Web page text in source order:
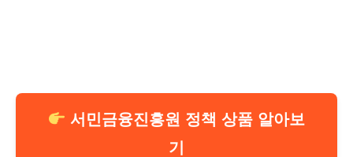
서민금융진흥원 정책 상품 알아보
기